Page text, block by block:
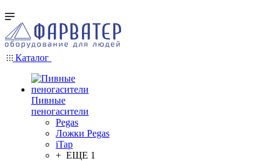
Каталог
Пивные
пеногасители
Pegas
Ложки Pegas
iTap
+ ЕЩЕ 1